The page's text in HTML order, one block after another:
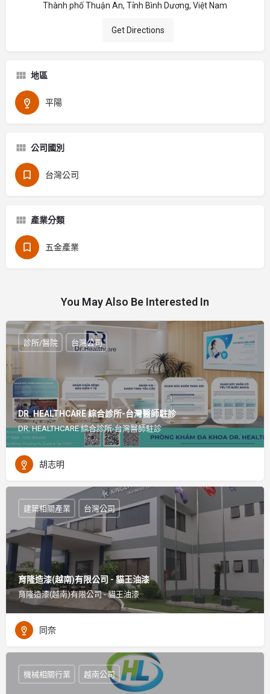
Thành phố Thuận An, Tỉnh Bình Dương, Việt Nam
Get Directions
地區
平陽
公司國別
台灣公司
產業分類
五金產業
You May Also Be Interested In
DR. HEALTHCARE 綜合診所-台灣醫師駐診
DR. HEALTHCARE 綜合診所-台灣醫師駐診
診所/醫院 台灣公司
胡志明
育隆造漆(越南)有限公司 - 貓王油漆
育隆造漆(越南)有限公司 - 貓王油漆
建築相關產業 台灣公司
同奈
機械相關行業 越南公司